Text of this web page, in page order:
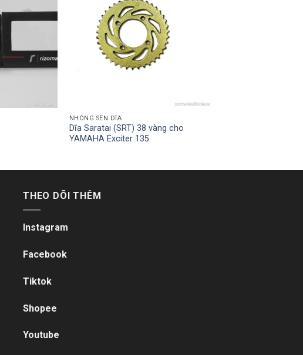
NHÔNG SÊN DĨA
Dĩa Saratai (SRT) 38 vàng cho
YAMAHA Exciter 135
THEO DÕI THÊM
Instagram
Facebook
Tiktok
Shopee
Youtube